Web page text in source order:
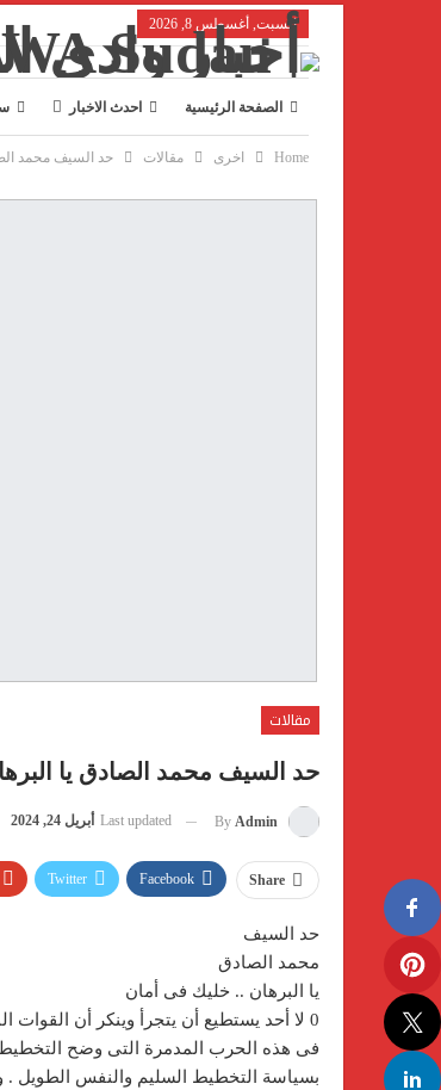
السبت, أغسطس 8, 2026
الصفحة الرئيسية احدث الاخبار
Home اخرى مقالات حد السيف محمد
مقالات
حد السيف محمد الصادق يا
By Admin
Last updated أبريل 24, 2024
Share
Facebook
Twitter
حد السيف
محمد الصادق
يا البرهان .. خليك فى أمان
0 لا أحد يستطيع أن يتجرأ وينكر أن
فى هذه الحرب المدمرة التى وضح
بسياسة التخطيط السليم والنفس الطويل .